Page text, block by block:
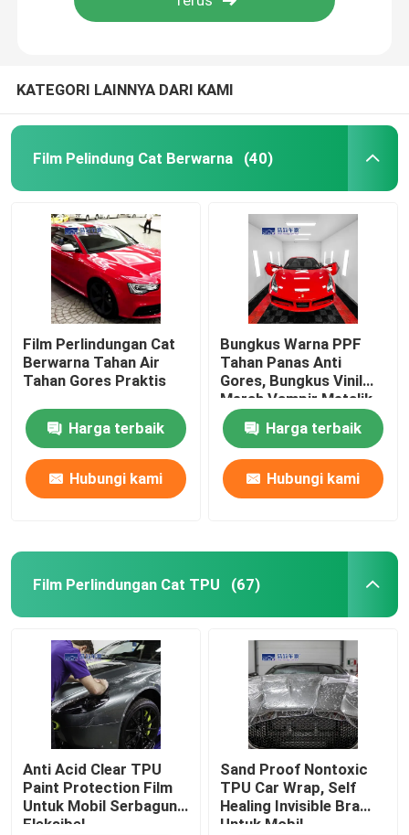
Kontrol kualitas
Hubungi kami
Berita
Semua Kasus
Film Pelindung Cat Berwarna
Film Perlindungan Cat TPU
Film Vinil PVC
Buku Contoh Car Wrap
Alat Bungkus Mobil
KATEGORI LAINNYA DARI KAMI
Film Pelindung Cat Berwarna (40)
Film Perlindungan Cat
Berwarna Tahan Air
Tahan Gores Praktis
Harga terbaik
Hubungi kami
Bungkus Warna PPF
Tahan Panas Anti
Gores, Bungkus Vinil
Merah Vampir Metalik
Mengkilap
Harga terbaik
Hubungi kami
Film Perlindungan Cat TPU (67)
Anti Acid Clear TPU
Paint Protection Film
Untuk Mobil Serbaguna
Fleksibel
Sand Proof Nontoxic
TPU Car Wrap, Self
Healing Invisible Bra
Untuk Mobil